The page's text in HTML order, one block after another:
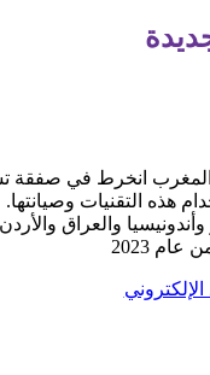
انخرط في صفقة
الإلكتروني